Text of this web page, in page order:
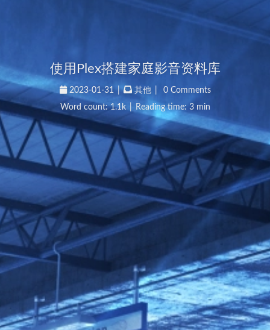
使用Plex搭建家庭影音资料库
2023-01-31 | 其他
0 Comments
Word count:1.1k Reading time: 3 min